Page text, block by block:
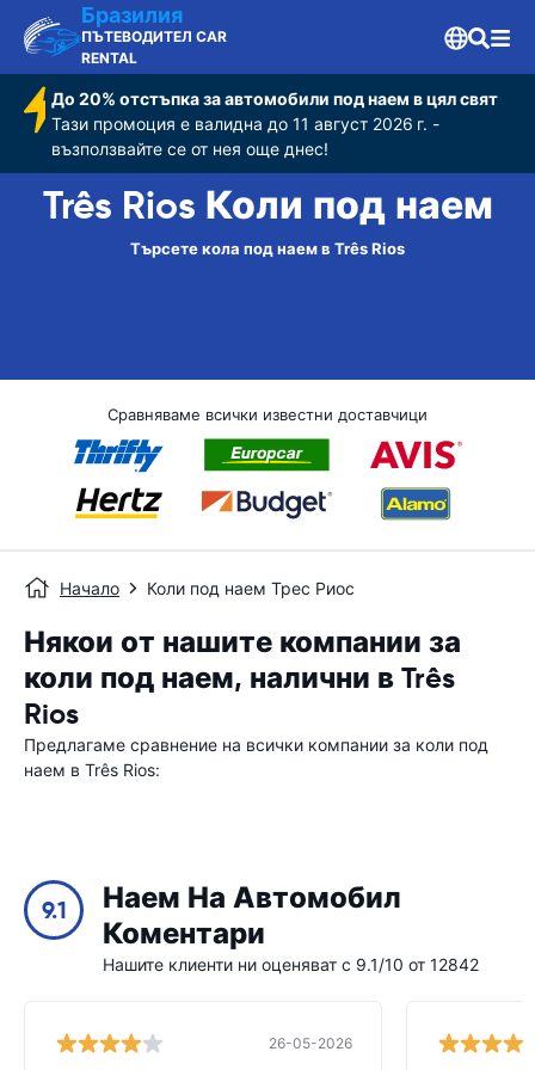
Бразилия
ПЪТЕВОДИТЕЛ CAR
RENTAL
До 20% отстъпка за автомобили под наем в цял свят
Тази промоция е валидна до 11 август 2026 г. -
възползвайте се от нея още днес!
Três Rios Коли под наем
Търсете кола под наем в Três Rios
Сравняваме всички известни доставчици
Начало Коли под наем Трес Риос
Някои от нашите компании за
коли под наем, налични в Três
Rios
Предлагаме сравнение на всички компании за коли под
наем в Três Rios:
9.1
Наем На Автомобил
Коментари
Нашите клиенти ни оценяват с 9.1/10 от 12842
26-05-2026